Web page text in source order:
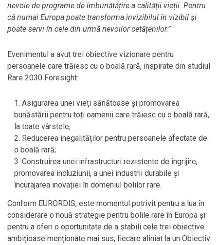
nevoie de programe de îmbunătățire a calității vieții. Pentru
că numai Europa poate transforma invizibilul în vizibil și
poate servi în cele din urmă nevoilor cetățenilor.”
Evenimentul a avut trei obiective vizionare pentru
persoanele care trăiesc cu o boală rară, inspirate din studiul
Rare 2030 Foresight:
Asigurarea unei vieți sănătoase și promovarea
bunăstării pentru toți oamenii care trăiesc cu o boală rară,
la toate vârstele;
Reducerea inegalităților pentru persoanele afectate de
o boală rară;
Construirea unei infrastructuri rezistente de îngrijire,
promovarea incluziunii, a unei industrii durabile și
încurajarea inovației în domeniul bolilor rare.
Conform EURORDIS, este momentul potrivit pentru a lua în
considerare o nouă strategie pentru bolile rare în Europa și
pentru a oferi o oportunitate de a stabili cele trei obiective
ambițioase menționate mai sus, fiecare aliniat la un Obiectiv